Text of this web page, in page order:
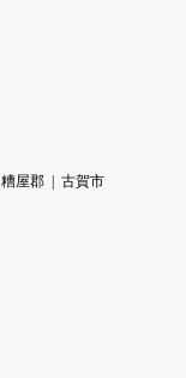
糟屋郡
古賀市